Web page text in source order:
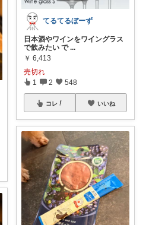
てるてるぼーず
日本酒やワインをワイングラス
で飲みたい で ...
￥ 6,413
売切れ
1 2 548
コレ いいね